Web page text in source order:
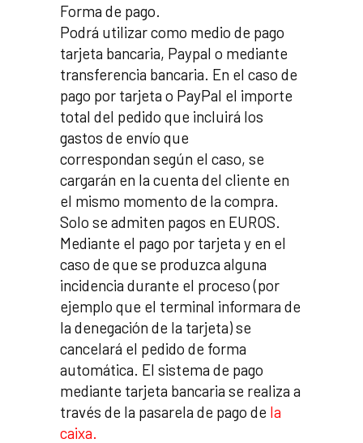
Forma de pago.
Podrá utilizar como medio de pago
tarjeta bancaria, Paypal o mediante
transferencia bancaria. En el caso de
pago por tarjeta o PayPal el importe
total del pedido que incluirá los
gastos de envío que
correspondan según el caso, se
cargarán en la cuenta del cliente en
el mismo momento de la compra.
Solo se admiten pagos en EUROS.
Mediante el pago por tarjeta y en el
caso de que se produzca alguna
incidencia durante el proceso (por
ejemplo que el terminal informara de
la denegación de la tarjeta) se
cancelará el pedido de forma
automática. El sistema de pago
mediante tarjeta bancaria se realiza a
través de la pasarela de pago de la
caixa.